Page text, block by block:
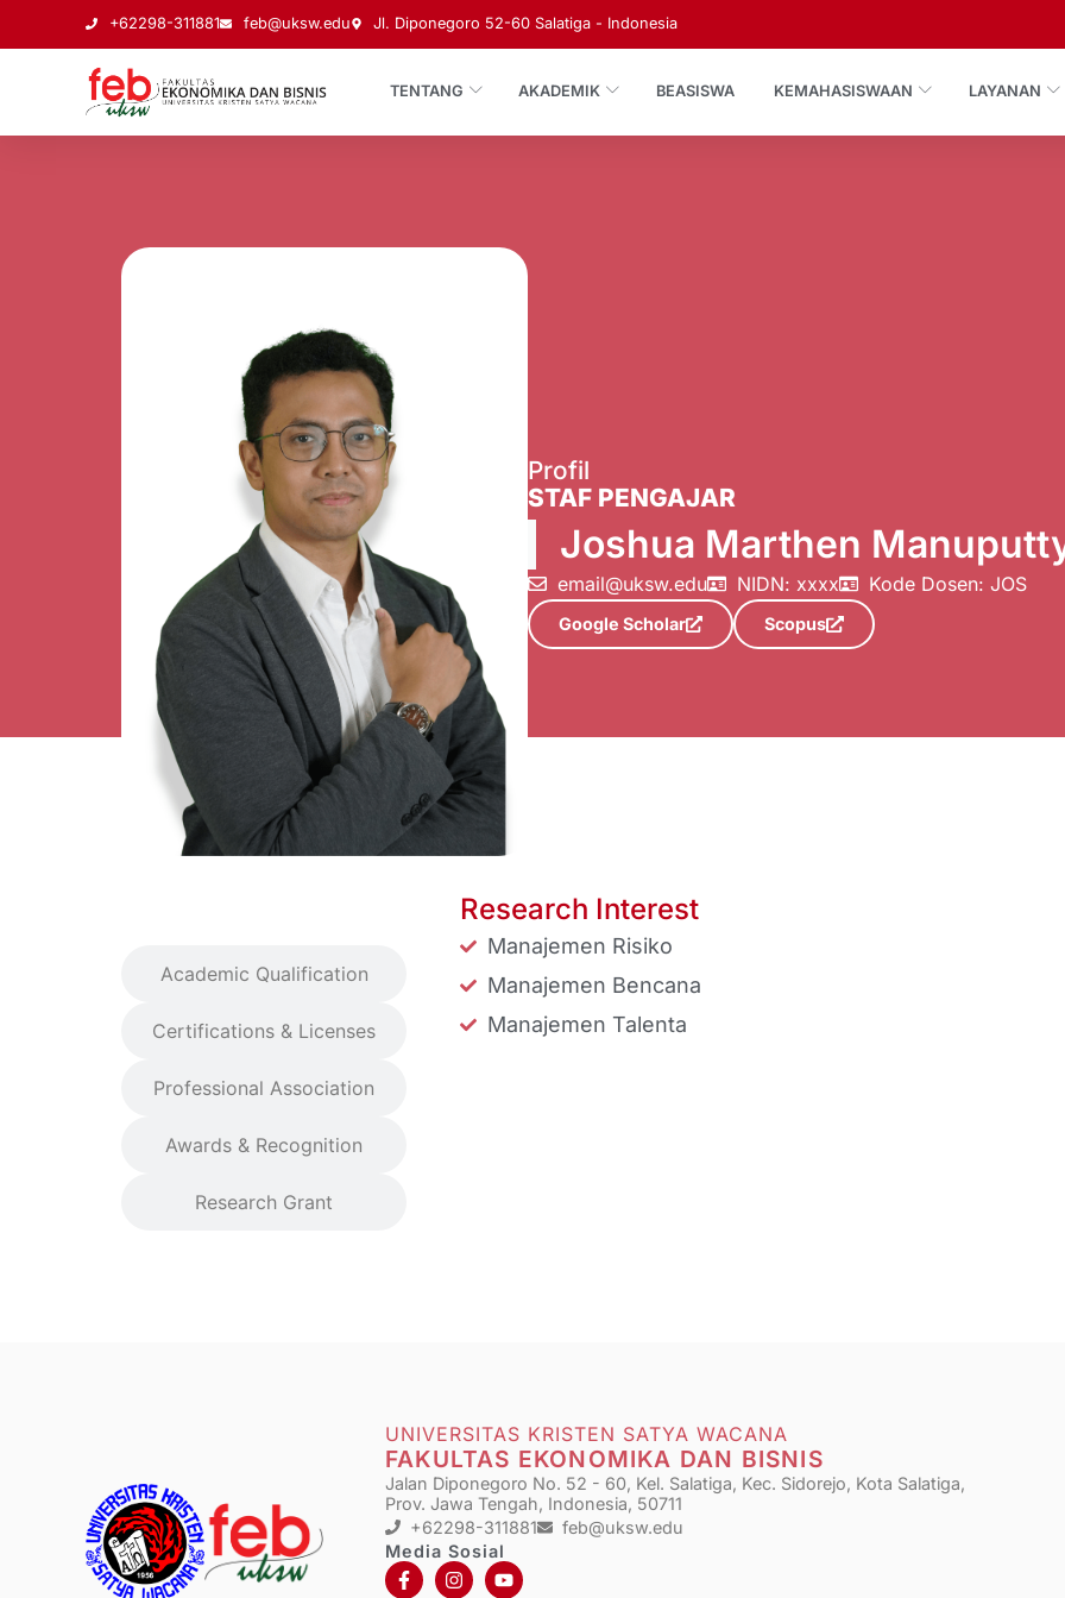
+62298-311881 feb@uksw.edu Jl. Diponegoro 52-60 Salatiga - Indonesia
TENTANG AKADEMIK BEASISWA KEMAHASISWAAN LAYANAN
Profil
STAF PENGAJAR
Joshua Marthen
email@uksw.edu NIDN: xxxx Kode Dosen: JOS
Google Scholar Scopus
Academic Qualification
Certifications & Licenses
Professional Association
Awards & Recognition
Research Grant
Research Interest
Manajemen Risiko
Manajemen Bencana
Manajemen Talenta
UNIVERSITAS KRISTEN SATYA WACANA
FAKULTAS EKONOMIKA DAN BISNIS
Jalan Diponegoro No. 52 - 60, Kel. Salatiga, Kec. Sidorejo, Kota Salatiga,
Prov. Jawa Tengah, Indonesia, 50711
+62298-311881
feb@uksw.edu
Media Sosial